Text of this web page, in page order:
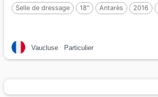
Selle de dressage 18" Antarès 2016
Vaucluse Particulier